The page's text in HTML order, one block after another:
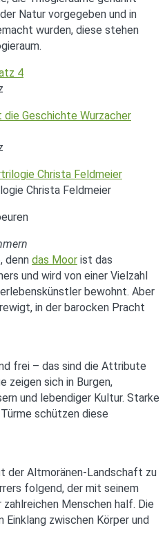
Natur vorgegeben und in
wurden, diese stehen
Christa Feldmeier
denn das Moor ist das
und wird von einer Vielzahl
bewohnt. Aber
in der barocken Pracht
frei – das sind die Attribute
zeigen sich in Burgen,
und lebendiger Kultur. Starke
schützen diese
der Altmoränen-Landschaft zu
folgend, der mit seinem
Menschen half. Die
zwischen Körper und